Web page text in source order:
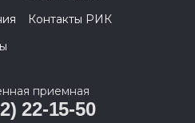
Контакты РИК
приемная
22-15-50